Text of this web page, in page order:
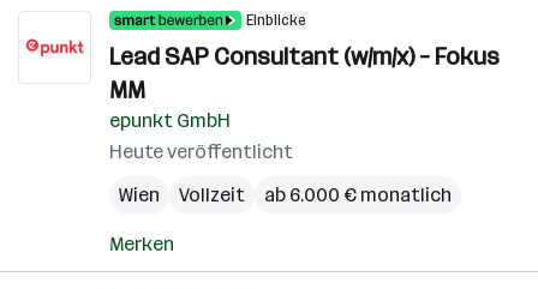
Einblicke
Lead SAP Consultant (w/m/x) – Fokus
MM
epunkt GmbH
Heute veröffentlicht
Wien
Vollzeit ab 6.000 € monatlich
Merken